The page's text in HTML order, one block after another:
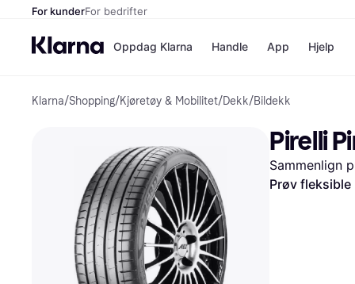
For kunderFor bedrifter
Oppdag Klarna
Betal nå
Betal i 3
Betal innen
Finansiering
Handle App Hjelp
Klarna/Shopping/Kjøretøy & Mobilitet/Dekk/Bildekk
Pirelli
Sammenlign
Prøv